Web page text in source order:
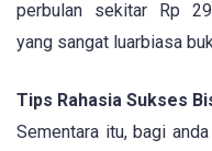
perbulan sekitar Rp
yang sangat luarbiasa
Tips Rahasia Sukses
Sementara itu, bagi